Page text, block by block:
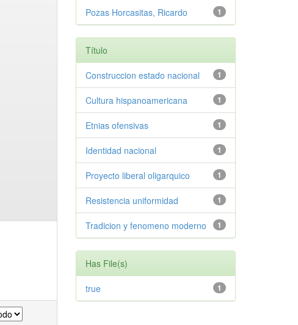
1
Pozas Horcasitas, Ricardo
Título
1
Construccion estado nacional
1
Cultura hispanoamericana
1
Etnias ofensivas
1
Identidad nacional
1
Proyecto liberal oligarquico
1
Resistencia uniformidad
1
Tradicion y fenomeno moderno
Has File(s)
1
true